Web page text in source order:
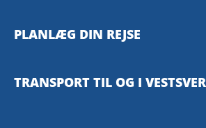
Mediebank
PLANLÆG DIN REJSE
Tilgængelighedsguide – TD
TRANSPORT TIL OG I